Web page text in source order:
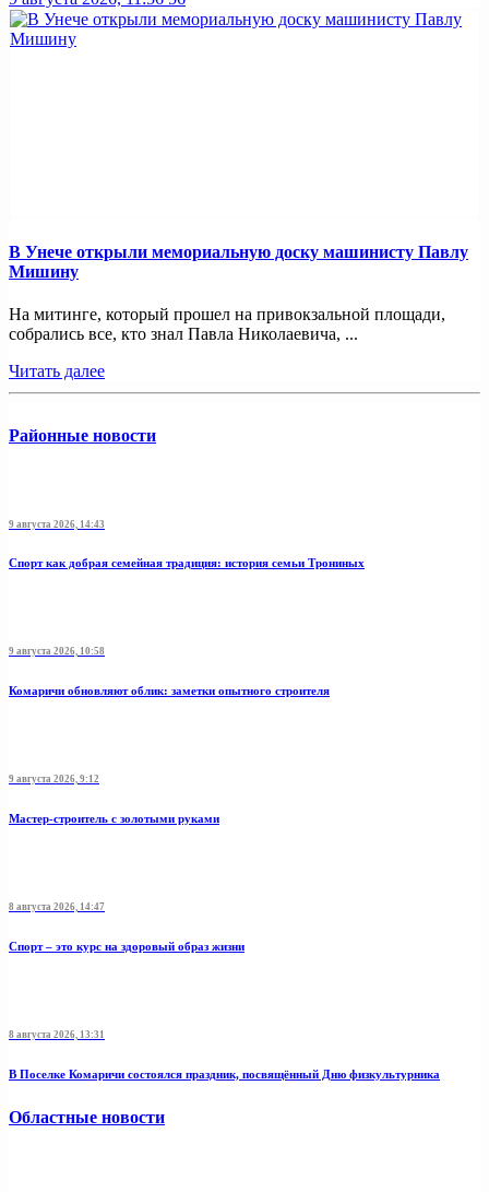
В Унече открыли мемориальную доску машинисту Павлу
Мишину
На митинге, который прошел на привокзальной площади,
собрались все, кто знал Павла Николаевича, ...
Читать далее
Районные новости
9 августа 2026, 14:43
Спорт как добрая семейная традиция: история семьи Трониных
9 августа 2026, 10:58
Комаричи обновляют облик: заметки опытного строителя
9 августа 2026, 9:12
Мастер-строитель с золотыми руками
8 августа 2026, 14:47
Спорт – это курс на здоровый образ жизни
8 августа 2026, 13:31
В Поселке Комаричи состоялся праздник, посвящённый Дню физкультурника
Областные новости